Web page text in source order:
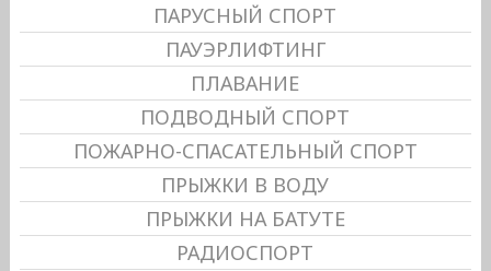
ПАРУСНЫЙ СПОРТ
ПАУЭРЛИФТИНГ
ПЛАВАНИЕ
ПОДВОДНЫЙ СПОРТ
ПОЖАРНО-СПАСАТЕЛЬНЫЙ СПОРТ
ПРЫЖКИ В ВОДУ
ПРЫЖКИ НА БАТУТЕ
РАДИОСПОРТ